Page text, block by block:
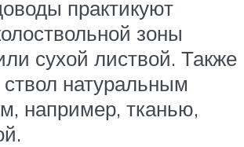
практикуют
зоны
сухой листвой. Также
натуральным
например, тканью,